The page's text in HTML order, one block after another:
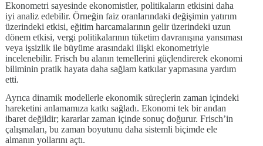
Ekonometri sayesinde ekonomistler, politikaların etkisini daha
iyi analiz edebilir. Örneğin faiz oranlarındaki değişimin yatırım
üzerindeki etkisi, eğitim harcamalarının gelir üzerindeki uzun
dönem etkisi, vergi politikalarının tüketim davranışına yansıması
veya işsizlik ile büyüme arasındaki ilişki ekonometriyle
incelenebilir. Frisch bu alanın temellerini güçlendirerek ekonomi
biliminin pratik hayata daha sağlam katkılar yapmasına yardım
etti.
Ayrıca dinamik modellerle ekonomik süreçlerin zaman içindeki
hareketini anlamamıza katkı sağladı. Ekonomi tek bir andan
ibaret değildir; kararlar zaman içinde sonuç doğurur. Frisch’in
çalışmaları, bu zaman boyutunu daha sistemli biçimde ele
almanın yollarını açtı.